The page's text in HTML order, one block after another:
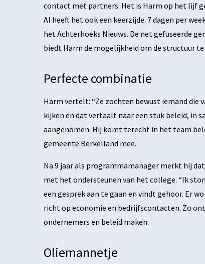
contact met partners. Het is Harm op het lijf
Al heeft het ook een keerzijde. 7 dagen per
het Achterhoeks Nieuws. De net gefuseerde
biedt Harm de mogelijkheid om de structuur
Perfecte combinatie
Harm vertelt: “Ze zochten bewust iemand die
kijken en dat vertaalt naar een stuk beleid, in
aangenomen. Hij komt terecht in het team
gemeente Berkelland mee.
Na 9 jaar als programmamanager merkt hij
met het ondersteunen van het college. “Ik
een gesprek aan te gaan en vindt gehoor. Er
richt op economie en bedrijfscontacten. Zo
ondernemers en beleid maken.
Oliemannetje